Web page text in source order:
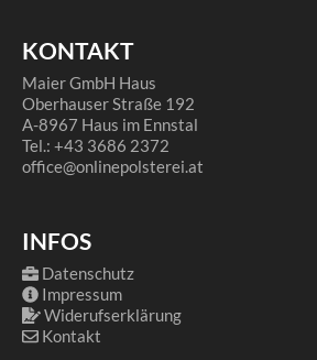
KONTAKT
Maier GmbH Haus
Oberhauser Straße 192
A-8967 Haus im Ennstal
Tel.: +43 3686 2372
office@onlinepolsterei.at
INFOS
Datenschutz
Impressum
Widerufserklärung
Kontakt